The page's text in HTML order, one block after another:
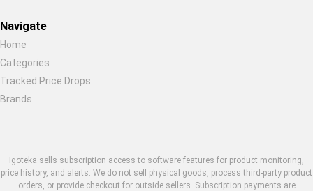
Navigate
Home
Categories
Tracked Price Drops
Brands
Igoteka sells subscription access to software features for product monitoring,
price history, and alerts. We do not sell physical goods, process third-party product
orders, or provide checkout for outside sellers. Subscription payments are